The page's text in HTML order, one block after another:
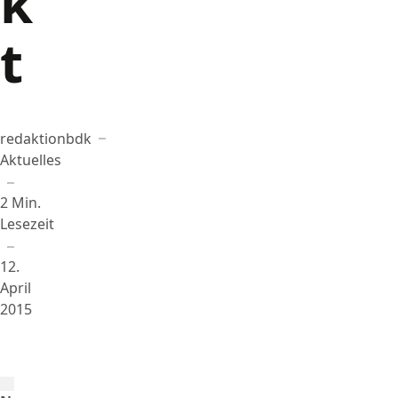
t
Beigetragen von
redaktionbdk
in
Aktuelles
2 Min.
Lesezeit
12.
April
2015